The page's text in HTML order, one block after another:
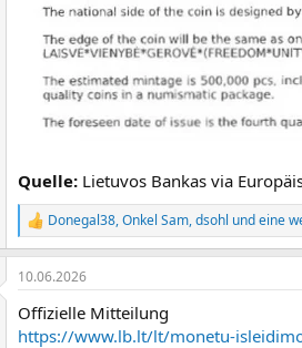
Quelle: Lietuvos Bankas via
R
e
a
k
i
o
Donegal38,Onkel Sam,dsohl und eine
10.06.2026
Offizielle Mitteilung
https://www.lb.lt/lt/monetu-